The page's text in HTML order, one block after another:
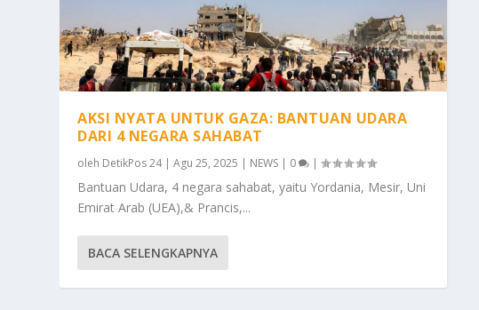
AKSI NYATA UNTUK GAZA: BANTUAN UDARA
DARI 4 NEGARA SAHABAT
oleh DetikPos 24|Agu 25, 2025 | NEWS | 0 |
Bantuan Udara, 4 negara sahabat, yaitu Yordania, Mesir, Uni
Emirat Arab (UEA),& Prancis,...
BACA SELENGKAPNYA